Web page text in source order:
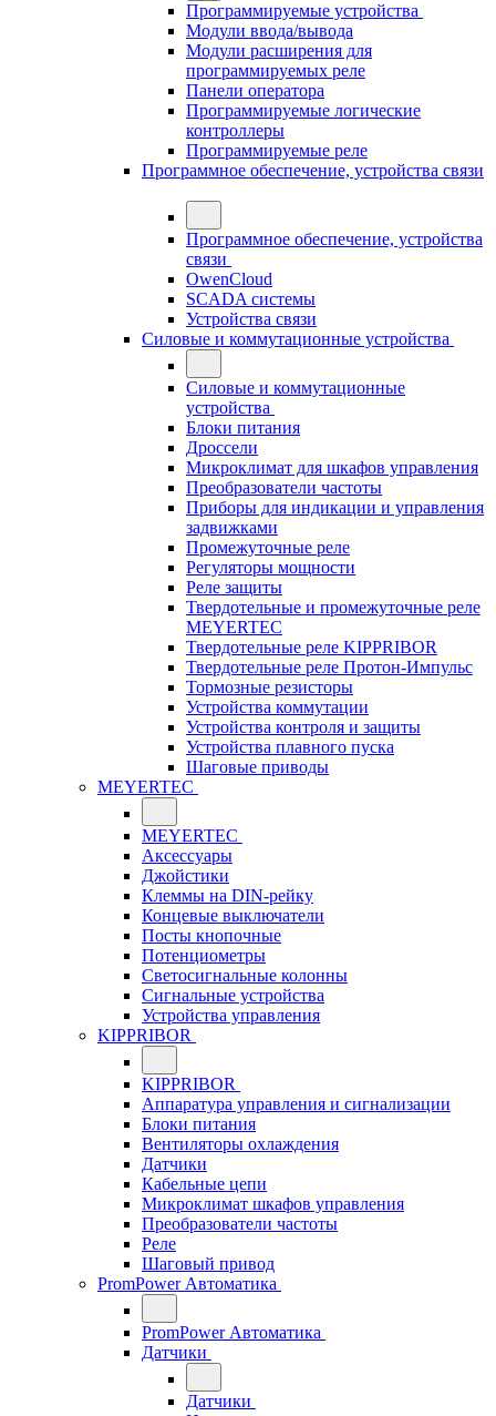
Программируемые устройства
Модули ввода/вывода
Модули расширения для
программируемых реле
Панели оператора
Программируемые логические
контроллеры
Программируемые реле
Программное обеспечение, устройства связи
Программное обеспечение, устройства
связи
OwenCloud
SCADA системы
Устройства связи
Силовые и коммутационные устройства
Силовые и коммутационные
устройства
Блоки питания
Дроссели
Микроклимат для шкафов управления
Преобразователи частоты
Приборы для индикации и управления
задвижками
Промежуточные реле
Регуляторы мощности
Реле защиты
Твердотельные и промежуточные реле
MEYERTEC
Твердотельные реле KIPPRIBOR
Твердотельные реле Протон-Импульс
Тормозные резисторы
Устройства коммутации
Устройства контроля и защиты
Устройства плавного пуска
Шаговые приводы
MEYERTEC
MEYERTEC
Аксессуары
Джойстики
Клеммы на DIN-рейку
Концевые выключатели
Посты кнопочные
Потенциометры
Светосигнальные колонны
Сигнальные устройства
Устройства управления
KIPPRIBOR
KIPPRIBOR
Аппаратура управления и сигнализации
Блоки питания
Вентиляторы охлаждения
Датчики
Кабельные цепи
Микроклимат шкафов управления
Преобразователи частоты
Реле
Шаговый привод
PromPower Автоматика
PromPower Автоматика
Датчики
Датчики